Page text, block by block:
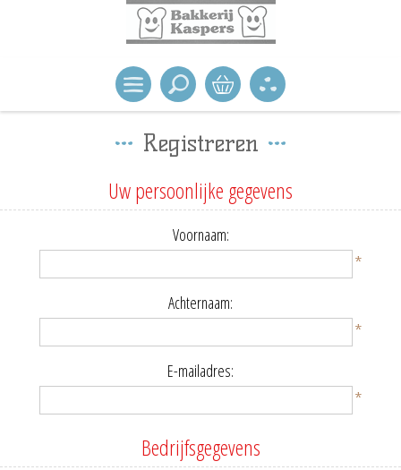
Registreren
Uw persoonlijke gegevens
Voornaam:
*
Achternaam:
*
E-mailadres:
*
Bedrijfsgegevens